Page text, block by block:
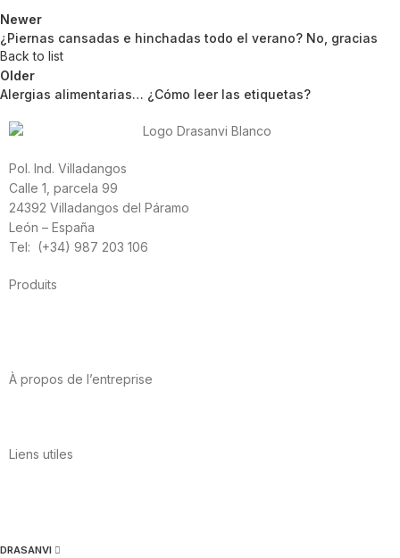
Newer
¿Piernas cansadas e hinchadas todo el verano? No, gracias
Back to list
Older
Alergias alimentarias… ¿Cómo leer las etiquetas?
Pol. Ind. Villadangos
Calle 1, parcela 99
24392 Villadangos del Páramo
León – España
Tel: (+34) 987 203 106
Produits
À propos de l’entreprise
Liens utiles
DRASANVI